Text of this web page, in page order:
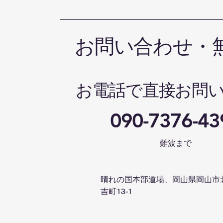
お問い合わせ・
お電話で直接お問
090-7376-
難波まで
晴れの国本部道場、岡山県岡山市
吉町13-1